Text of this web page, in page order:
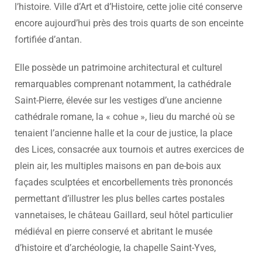
l’histoire. Ville d’Art et d’Histoire, cette jolie cité conserve
encore aujourd’hui près des trois quarts de son enceinte
fortifiée d’antan.
Elle possède un patrimoine architectural et culturel
remarquables comprenant notamment, la cathédrale
Saint-Pierre, élevée sur les vestiges d’une ancienne
cathédrale romane, la « cohue », lieu du marché où se
tenaient l’ancienne halle et la cour de justice, la place
des Lices, consacrée aux tournois et autres exercices de
plein air, les multiples maisons en pan de-bois aux
façades sculptées et encorbellements très prononcés
permettant d’illustrer les plus belles cartes postales
vannetaises, le château Gaillard, seul hôtel particulier
médiéval en pierre conservé et abritant le musée
d’histoire et d’archéologie, la chapelle Saint-Yves,